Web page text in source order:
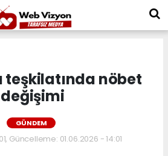
nöbet
değişimi
GÜNDEM
Güncelleme: 01.06.2026 - 14:01